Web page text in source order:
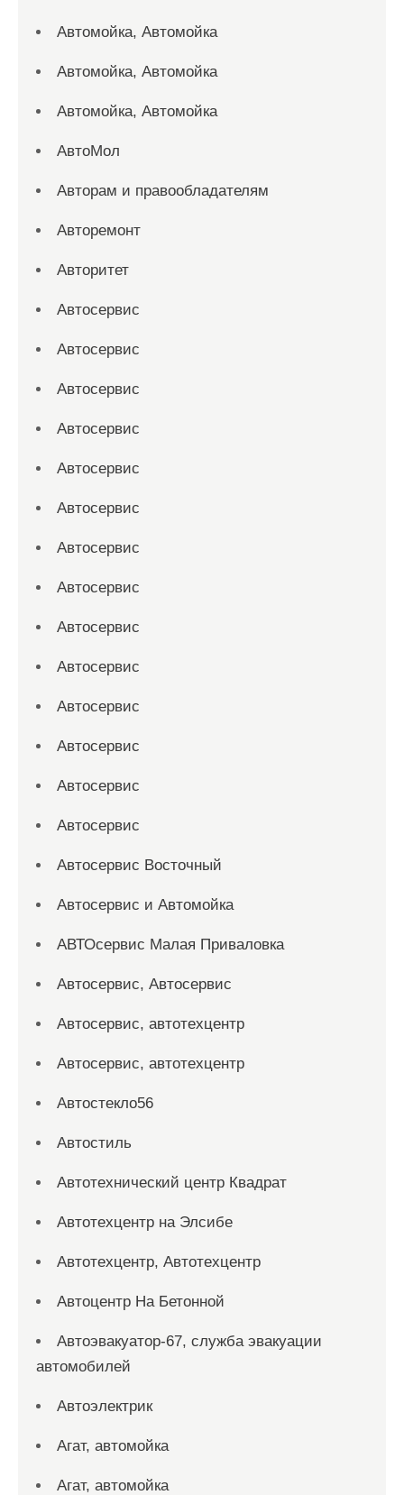
Автомойка, Автомойка
Автомойка, Автомойка
Автомойка, Автомойка
АвтоМол
Авторам и правообладателям
Авторемонт
Авторитет
Автосервис
Автосервис
Автосервис
Автосервис
Автосервис
Автосервис
Автосервис
Автосервис
Автосервис
Автосервис
Автосервис
Автосервис
Автосервис
Автосервис
Автосервис Восточный
Автосервис и Автомойка
АВТОсервис Малая Приваловка
Автосервис, Автосервис
Автосервис, автотехцентр
Автосервис, автотехцентр
Автостекло56
Автостиль
Автотехнический центр Квадрат
Автотехцентр на Элсибе
Автотехцентр, Автотехцентр
Автоцентр На Бетонной
Автоэвакуатор-67, служба эвакуации
автомобилей
Автоэлектрик
Агат, автомойка
Агат, автомойка